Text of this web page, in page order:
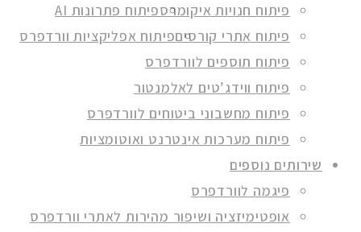
פיתוח חנויות איקומרספיתוח פתרונות AI
פיתוח אתרי קורסיםפיתוח אפליקציות וורדפרס
פיתוח תוספים לוורדפרס
פיתוח ווידג’טים לאלמנטור
פיתוח מחשבוני ביטוחים לוורדפרס
פיתוח מערכות אינטרנט ואוטומציות
שירותים נוספים
פיגמה לוורדפרס
אופטימיזציה ושיפור מהירות לאתרי וורדפרס